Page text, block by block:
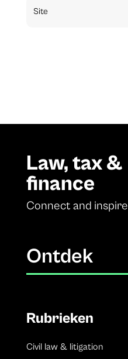
Law, tax &
finance
Connect and inspire
Ontdek
Rubrieken
Civil law & litigation